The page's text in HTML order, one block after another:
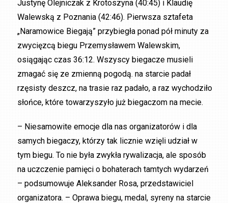
Justynę Olejniczak z Krotoszyna (40:45) i Klaudię
Walewską z Poznania (42:46). Pierwsza sztafeta
„Naramowice Biegają” przybiegła ponad pół minuty za
zwycięzcą biegu Przemysławem Walewskim,
osiągając czas 36:12. Wszyscy biegacze musieli
zmagać się ze zmienną pogodą. na starcie padał
rzęsisty deszcz, na trasie raz padało, a raz wychodziło
słońce, które towarzyszyło już biegaczom na mecie.
– Niesamowite emocje dla nas organizatorów i dla
samych biegaczy, którzy tak licznie wzięli udział w
tym biegu. To nie była zwykła rywalizacja, ale sposób
na uczczenie pamięci o bohaterach tamtych wydarzeń
– podsumowuje Aleksander Rosa, przedstawiciel
organizatora. – Oprawa biegu, medal, syreny na starcie